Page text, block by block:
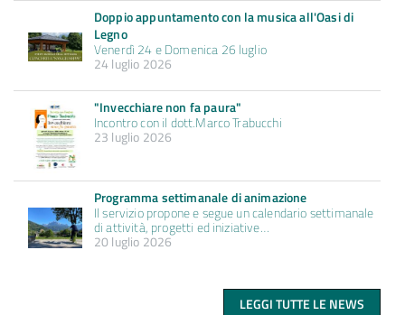
Doppio appuntamento con la musica all'Oasi di
Legno
Venerdì 24 e Domenica 26 luglio
24 luglio 2026
"Invecchiare non fa paura"
Incontro con il dott.Marco Trabucchi
23 luglio 2026
Programma settimanale di animazione
Il servizio propone e segue un calendario settimanale
di attività, progetti ed iniziative…
20 luglio 2026
LEGGI TUTTE LE NEWS